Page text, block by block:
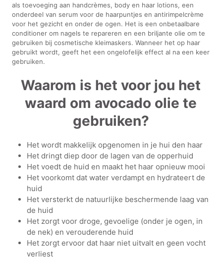
als toevoeging aan handcrèmes, body en haar lotions, een
onderdeel van serum voor de haarpuntjes en antirimpelcrème
voor het gezicht en onder de ogen. Het is een onbetaalbare
conditioner om nagels te repareren en een briljante olie om te
gebruiken bij cosmetische kleimaskers. Wanneer het op haar
gebruikt wordt, geeft het een ongelofelijk effect al na een keer
gebruiken.
Waarom is het voor jou het
waard om avocado olie te
gebruiken?
Het wordt makkelijk opgenomen in je hui den haar
Het dringt diep door de lagen van de opperhuid
Het voedt de huid en maakt het haar opnieuw mooi
Het voorkomt dat water verdampt en hydrateert de
huid
Het versterkt de natuurlijke beschermende laag van
de huid
Het zorgt voor droge, gevoelige (onder je ogen, in
de nek) en verouderende huid
Het zorgt ervoor dat haar niet uitvalt en geen vocht
verliest